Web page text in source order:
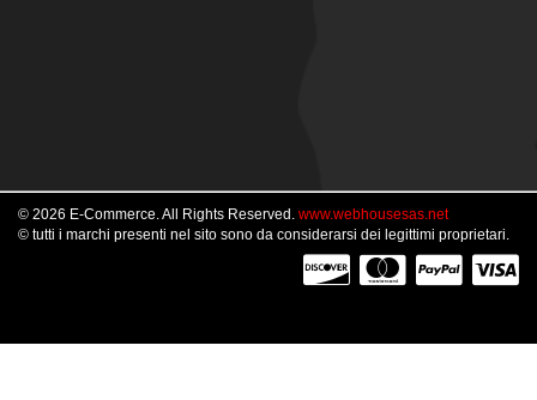
© 2026 E-Commerce. All Rights Reserved. www.webhousesas.net
© tutti i marchi presenti nel sito sono da considerarsi dei legittimi proprietari.